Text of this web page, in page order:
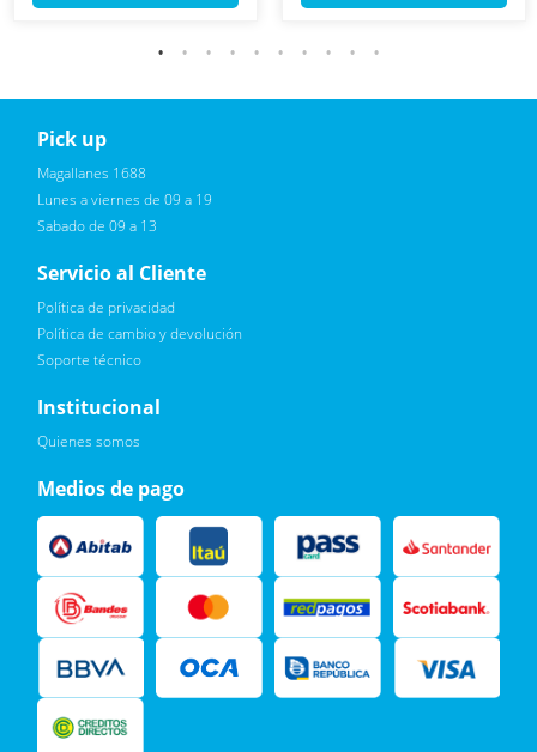
Reciba novedades, promociones exclusivas
Leí, soy consciente de las condiciones para el tratamiento de
mis datos personales y doy mi consentimiento, tal y como se
Pick up
Magallanes 1688
Lunes a viernes de 09 a 19
Sabado de 09 a 13
Servicio al Cliente
Política de privacidad
Política de cambio y devolución
Soporte técnico
Institucional
Quienes somos
Medios de pago